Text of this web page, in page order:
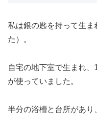
私は銀の匙を持って生
た）。
自宅の地下室で生まれ
が使っていました。
半分の浴槽と台所があ